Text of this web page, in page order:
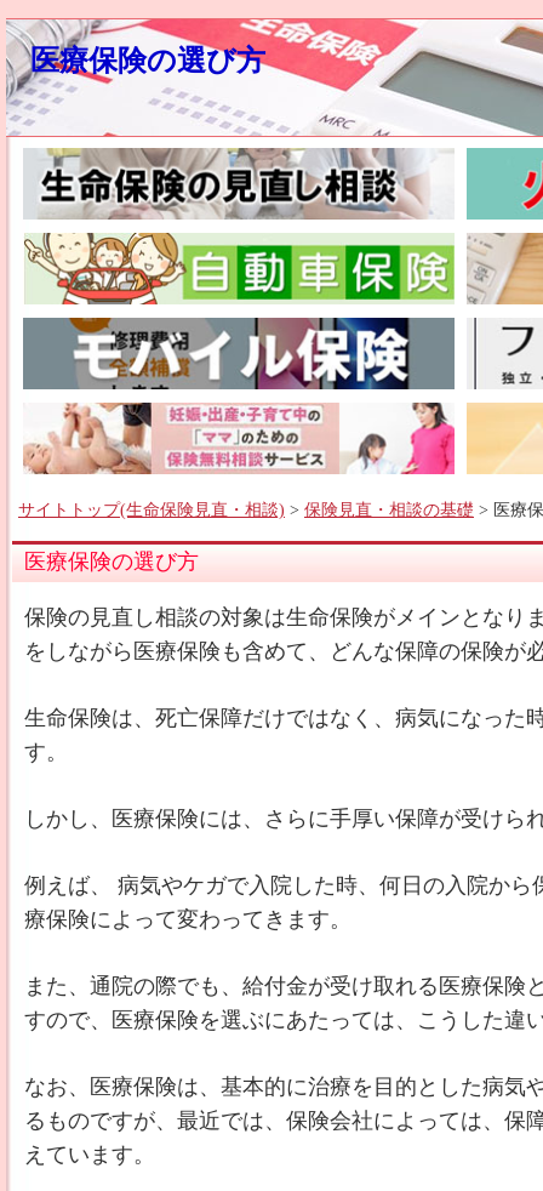
医療保険の選び方
サイトトップ(生命保険見直・相談) > 保険見直・相談の基礎 > 医療
医療保険の選び方
保険の見直し相談の対象は生命保険がメインとなり
をしながら医療保険も含めて、どんな保障の保険が
生命保険は、死亡保障だけではなく、病気になった
す。
しかし、医療保険には、さらに手厚い保障が受けら
例えば、 病気やケガで入院した時、何日の入院か
療保険によって変わってきます。
また、通院の際でも、給付金が受け取れる医療保険
すので、医療保険を選ぶにあたっては、こうした違
なお、医療保険は、基本的に治療を目的とした病気
るものですが、最近では、保険会社によっては、保
えています。